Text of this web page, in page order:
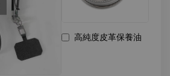
高純度皮革保養油